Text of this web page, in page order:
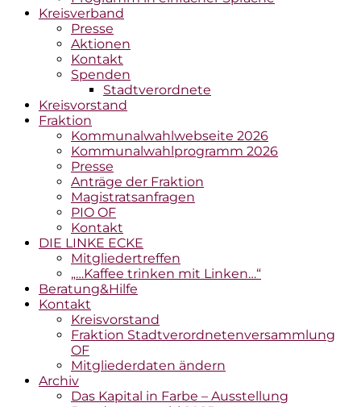
Kreisverband
Presse
Aktionen
Kontakt
Spenden
Stadtverordnete
Kreisvorstand
Fraktion
Kommunalwahlwebseite 2026
Kommunalwahlprogramm 2026
Presse
Anträge der Fraktion
Magistratsanfragen
PIO OF
Kontakt
DIE LINKE ECKE
Mitgliedertreffen
„…Kaffee trinken mit Linken…“
Beratung&Hilfe
Kontakt
Kreisvorstand
Fraktion Stadtverordnetenversammlung
OF
Mitgliederdaten ändern
Archiv
Das Kapital in Farbe – Ausstellung